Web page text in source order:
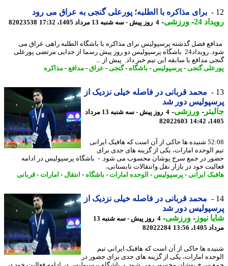
برای مذاکره با الطلبه؛ پورعلی گنجی به عراق می رود
24
-ورزشی-4 روز پیش - سه شنبه 13 مرداد 1405، 17:32 82023538
فصل گذشته پرسپولیس برای مذاکره با باشگاه الطلبه راهی عراق می
شود. رویداد24 باشگاه پرسپولیس دو روز پیش رسما از جدایی مرتضی پورعلی
مدافع با سابقه این تیم خبر داد. پیش از ...
گنجی-پرسپولیس-باشگاه-گنجی-عراق- مدافع- مذاکره
محمد قربانی در فاصله خیلی نزدیک از
دور شد
-ورزشی-
4 روز پیش - سه شنبه 13 مرداد
82022603
52:08 شنیده ها حاکی از آن است که هافبک ایرانی
الوحده امارات، یکی از گزینه های جدی برای
در جمع سرخ پوشان محسوب می شود. - باشگاه پرسپولیس در ادامه
خود در بازار نقل وانتقالات تابستانی،
ایرانی- پرسپولیس-الوحده امارات- باشگاه-انتقال-امارات- قربانی
محمد قربانی در فاصله خیلی نزدیک از
دور شد
نیوز-ورزشی-
4 روز پیش - سه شنبه 13
13:56
82022284
ها حاکی از آن است که هافبک ایرانی تیم
امارات، یکی از گزینه های جدی برای حضور در